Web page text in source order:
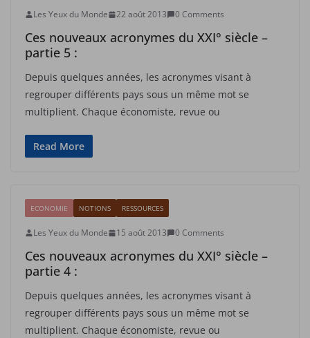
Les Yeux du Monde 22 août 2013 0 Comments
Ces nouveaux acronymes du XXI° siècle –
partie 5 :
Depuis quelques années, les acronymes visant à
regrouper différents pays sous un même mot se
multiplient. Chaque économiste, revue ou
Read More
ECONOMIE NOTIONS RESSOURCES
Les Yeux du Monde 15 août 2013 0 Comments
Ces nouveaux acronymes du XXI° siècle –
partie 4 :
Depuis quelques années, les acronymes visant à
regrouper différents pays sous un même mot se
multiplient. Chaque économiste, revue ou